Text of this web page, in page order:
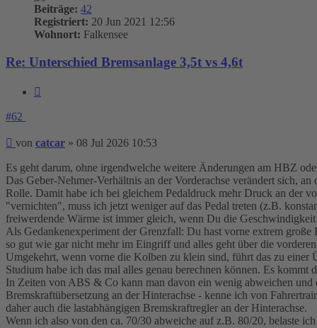
Beiträge: 42
Registriert: 20 Jun 2021 12:56
Wohnort: Falkensee
Re: Unterschied Bremsanlage 3,5t vs 4,6t
#62
Beitrag
von catcar » 08 Jul 2026 10:53
Es geht darum, ohne irgendwelche weitere Änderungen am HBZ
Das Geber-Nehmer-Verhältnis an der Vorderachse verändert sich,
Rolle. Damit habe ich bei gleichem Pedaldruck mehr Druck an der
"vernichten", muss ich jetzt weniger auf das Pedal treten (z.B.
freiwerdende Wärme ist immer gleich, wenn Du die
Als Gedankenexperiment der Grenzfall: Du hast vorne extrem
so gut wie gar nicht mehr im Eingriff und alles geht über die
Umgekehrt, wenn vorne die Kolben zu klein sind, führt das zu einer
Studium habe ich das mal alles genau berechnen können. Es
In Zeiten von ABS & Co kann man davon ein wenig abweichen und
Bremskraftübersetzung an der Hinterachse - kenne ich von
daher auch die lastabhängigen Bremskraftregler an der Hinterachse.
Wenn ich also von den ca. 70/30 abweiche auf z.B. 80/20, belaste